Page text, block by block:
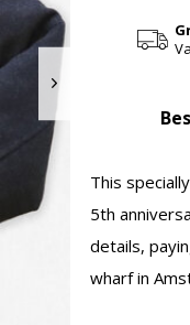
This
5th
details,
wharf in